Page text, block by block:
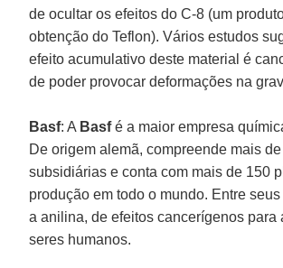
de ocultar os efeitos do C-8 (um
obtenção do Teflon). Vários estudos
efeito acumulativo deste material é
de poder provocar deformações na
Basf: A Basfé a maior empresa
De origem alemã, compreende mais
subsidiárias e conta com mais de 150
produção em todo o mundo. Entre
a anilina, de efeitos cancerígenos para
seres humanos.